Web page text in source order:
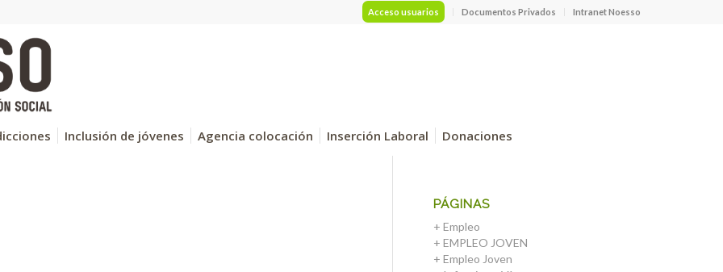
Acceso usuarios Documentos Privados Intranet Noesso
Inclusión de jóvenes Agencia colocación Inserción Laboral Donaciones
PÁGINAS
+ Empleo
+ EMPLEO JOVEN
+ Empleo Joven